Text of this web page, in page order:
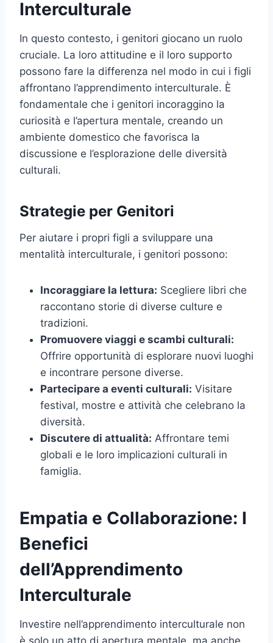
Interculturale
In questo contesto, i genitori giocano un ruolo
cruciale. La loro attitudine e il loro supporto
possono fare la differenza nel modo in cui i figli
affrontano l’apprendimento interculturale. È
fondamentale che i genitori incoraggino la
curiosità e l’apertura mentale, creando un
ambiente domestico che favorisca la
discussione e l’esplorazione delle diversità
culturali.
Strategie per Genitori
Per aiutare i propri figli a sviluppare una
mentalità interculturale, i genitori possono:
Incoraggiare la lettura: Scegliere libri che
raccontano storie di diverse culture e
tradizioni.
Promuovere viaggi e scambi culturali:
Offrire opportunità di esplorare nuovi luoghi
e incontrare persone diverse.
Partecipare a eventi culturali: Visitare
festival, mostre e attività che celebrano la
diversità.
Discutere di attualità: Affrontare temi
globali e le loro implicazioni culturali in
famiglia.
Empatia e Collaborazione: I
Benefici
dell’Apprendimento
Interculturale
Investire nell’apprendimento interculturale non